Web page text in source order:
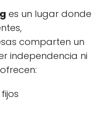
es un lugar donde
comparten un
independencia ni